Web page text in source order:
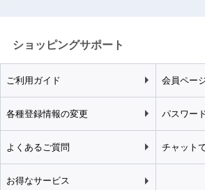
ショッピングサポート
ご利用ガイド 会員ペー
各種登録情報の変更 パスワー
よくあるご質問 チャット
お得なサービス